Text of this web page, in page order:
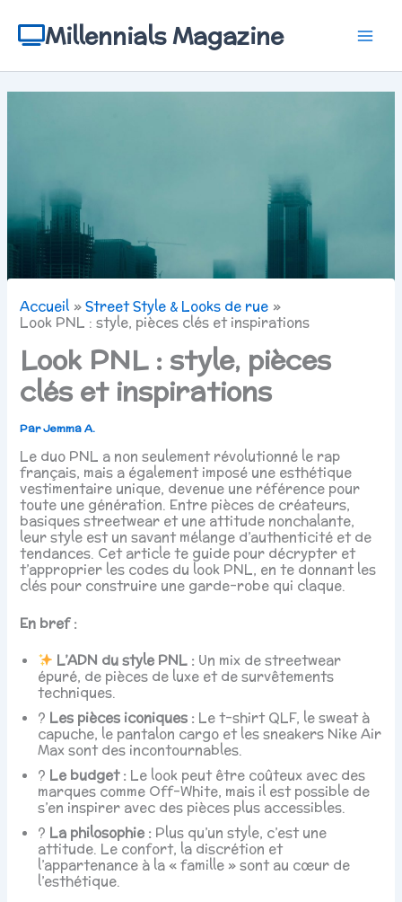
contenuMillennials Magazine
Accueil
Street Style & Looks de rue
Look PNL : style, pièces clés et inspirations
Look PNL : style, pièces
clés et inspirations
ParJemma A.
Le duo PNL a non seulement révolutionné le rap
français, mais a également imposé une esthétique
vestimentaire unique, devenue une référence pour
toute une génération. Entre pièces de créateurs,
basiques streetwear et une attitude nonchalante,
leur style est un savant mélange d’authenticité et de
tendances. Cet article te guide pour décrypter et
t’approprier les codes du look PNL, en te donnant les
clés pour construire une garde-robe qui claque.
En bref :
L’ADN du style PNL : Un mix de streetwear
épuré, de pièces de luxe et de survêtements
techniques.
? Les pièces iconiques : Le t-shirt QLF, le sweat à
capuche, le pantalon cargo et les sneakers Nike Air
Max sont des incontournables.
? Le budget : Le look peut être coûteux avec des
marques comme Off-White, mais il est possible de
s’en inspirer avec des pièces plus accessibles.
? La philosophie : Plus qu’un style, c’est une
attitude. Le confort, la discrétion et
l’appartenance à la « famille » sont au cœur de
l’esthétique.